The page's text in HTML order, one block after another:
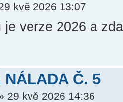
kvě 2026 13:07
je verze 2026 a
NÁLADA Č. 5
29 kvě 2026 14:36